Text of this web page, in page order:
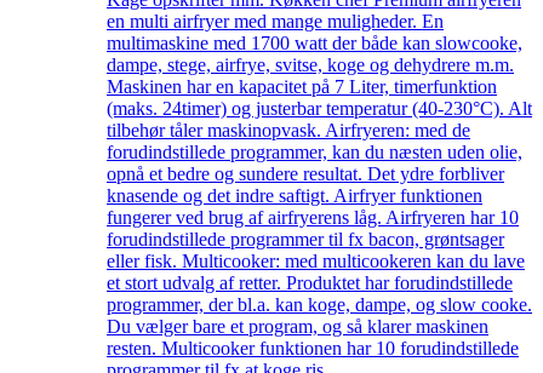
en multi airfryer med mange muligheder. En
multimaskine med 1700 watt der både kan slowcooke,
dampe, stege, airfrye, svitse, koge og dehydrere m.m.
Maskinen har en kapacitet på 7 Liter, timerfunktion
(maks. 24timer) og justerbar temperatur (40-230°C). Alt
tilbehør tåler maskinopvask. Airfryeren: med de
forudindstillede programmer, kan du næsten uden olie,
opnå et bedre og sundere resultat. Det ydre forbliver
knasende og det indre saftigt. Airfryer funktionen
fungerer ved brug af airfryerens låg. Airfryeren har 10
forudindstillede programmer til fx bacon, grøntsager
eller fisk. Multicooker: med multicookeren kan du lave
et stort udvalg af retter. Produktet har forudindstillede
programmer, der bl.a. kan koge, dampe, og slow cooke.
Du vælger bare et program, og så klarer maskinen
resten. Multicooker funktionen har 10 forudindstillede